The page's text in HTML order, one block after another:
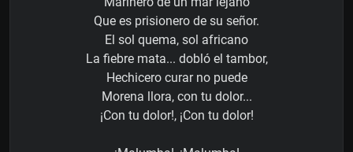
Que es prisionero de su señor.
El sol quema, sol africano
La fiebre mata... dobló el tambor,
Hechicero curar no puede
Morena llora, con tu dolor...
¡Con tu dolor!, ¡Con tu dolor!